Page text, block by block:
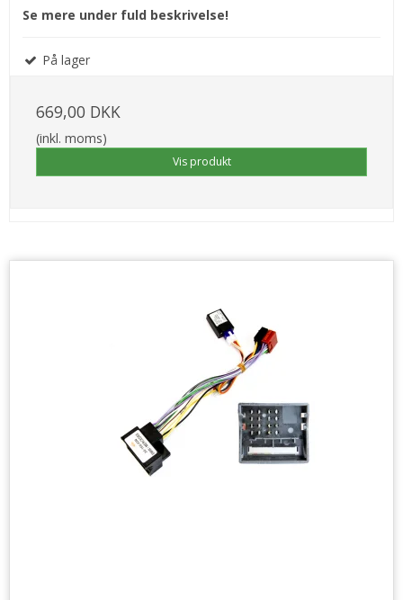
Se mere under fuld beskrivelse!
På lager
669,00 DKK
(inkl. moms)
Vis produkt